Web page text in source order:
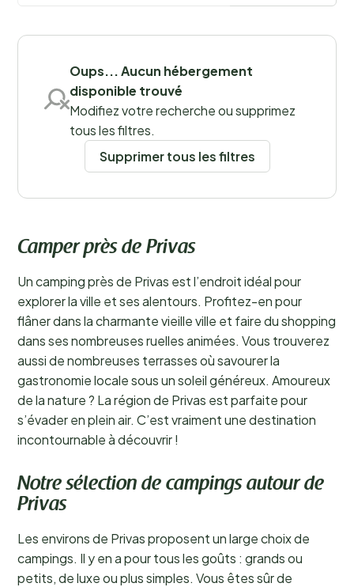
Sauvegarder les filtres
Oups... Aucun hébergement
disponible trouvé
Modifiez votre recherche ou supprimez
tous les filtres.
Supprimer tous les filtres
Camper près de Privas
Un camping près de Privas est l’endroit idéal pour
explorer la ville et ses alentours. Profitez-en pour
flâner dans la charmante vieille ville et faire du shopping
dans ses nombreuses ruelles animées. Vous trouverez
aussi de nombreuses terrasses où savourer la
gastronomie locale sous un soleil généreux. Amoureux
de la nature ? La région de Privas est parfaite pour
s’évader en plein air. C’est vraiment une destination
incontournable à découvrir !
Notre sélection de campings autour de
Privas
Les environs de Privas proposent un large choix de
campings. Il y en a pour tous les goûts : grands ou
petits, de luxe ou plus simples. Vous êtes sûr de